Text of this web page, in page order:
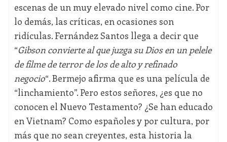
escenas de un muy elevado nivel como cine. Por
lo demás, las críticas, en ocasiones son
ridículas. Fernández Santos llega a decir que
“Gibson convierte al que juzga su Dios en un pelele
de filme de terror de los de alto y refinado
negocio“. Bermejo afirma que es una película de
“linchamiento”. Pero estos señores, ¿es que no
conocen el Nuevo Testamento? ¿Se han educado
en Vietnam? Como españoles y por cultura, por
más que no sean creyentes, esta historia la